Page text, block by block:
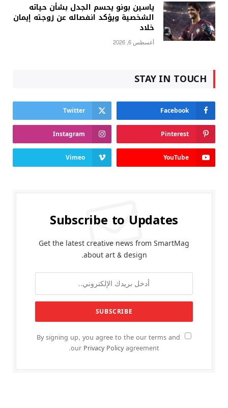
ياسين بونو يحسم الجدل بشأن حياته
الشخصية ويؤكد انفصاله عن زوجته إيمان
خلاد
أغسطس 6, 2026
STAY IN TOUCH
Facebook
Twitter
Pinterest
Instagram
YouTube
Vimeo
Subscribe to Updates
Get the latest creative news from SmartMag
about art & design.
By signing up, you agree to the our terms and
our Privacy Policyagreement.